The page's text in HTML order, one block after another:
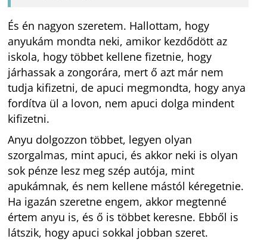
És én nagyon szeretem. Hallottam, hogy
anyukám mondta neki, amikor kezdődött az
iskola, hogy többet kellene fizetnie, hogy
járhassak a zongorára, mert ő azt már nem
tudja kifizetni, de apuci megmondta, hogy anya
fordítva ül a lovon, nem apuci dolga mindent
kifizetni.
Anyu dolgozzon többet, legyen olyan
szorgalmas, mint apuci, és akkor neki is olyan
sok pénze lesz meg szép autója, mint
apukámnak, és nem kellene mástól kéregetnie.
Ha igazán szeretne engem, akkor megtenné
értem anyu is, és ő is többet keresne. Ebből is
látszik, hogy apuci sokkal jobban szeret.